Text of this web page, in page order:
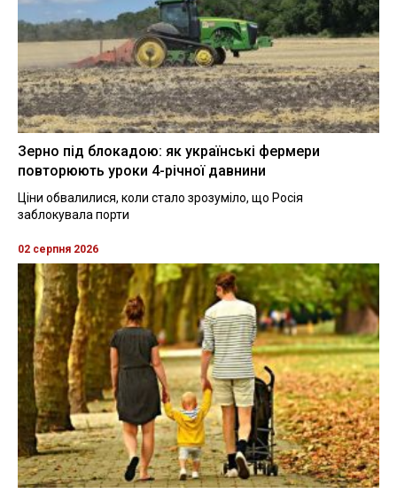
Зерно під блокадою: як українські фермери
повторюють уроки 4-річної давнини
Ціни обвалилися, коли стало зрозуміло, що Росія
заблокувала порти
02 серпня 2026